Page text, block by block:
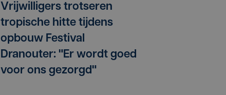
Vrijwilligers trotseren
tropische hitte tijdens
opbouw Festival
Dranouter: "Er wordt goed
voor ons gezorgd"